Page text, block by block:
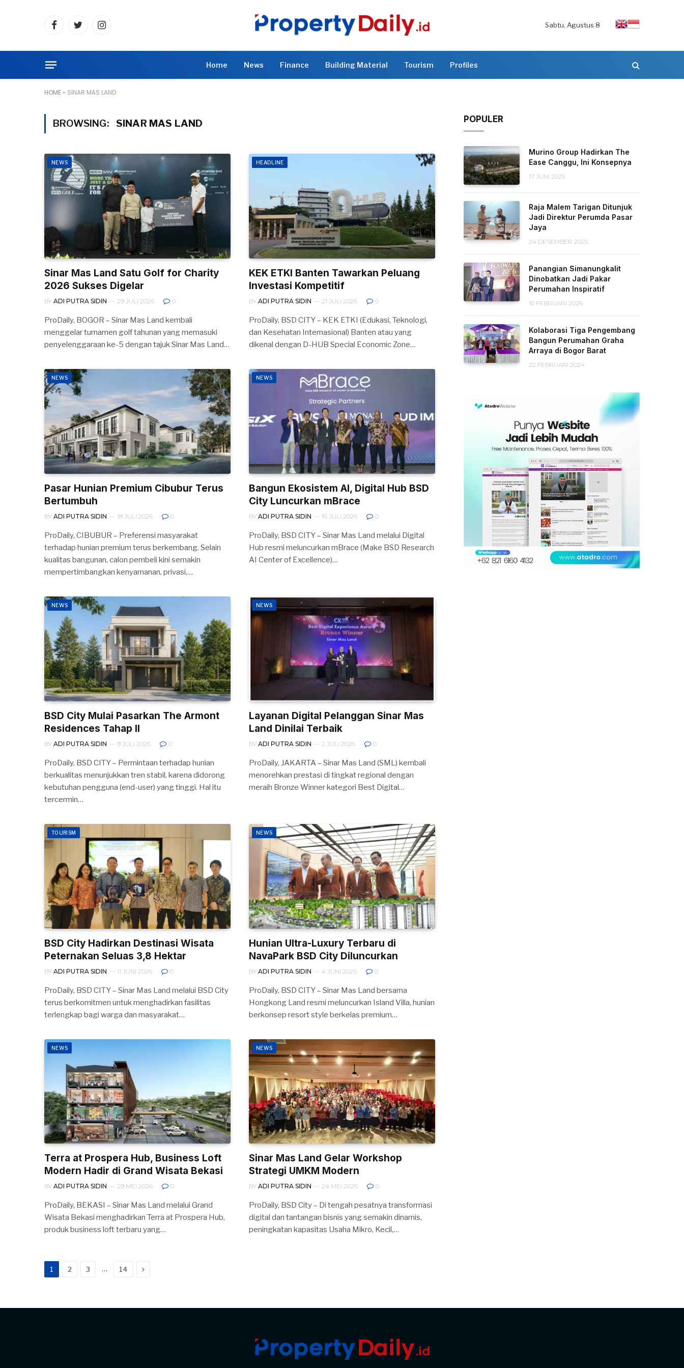
FacebookTwitterInstagram
Sabtu, Agustus 8
Home News Finance Building Material Tourism Profiles
HOME » SINAR MAS LAND
BROWSING: SINAR MAS LAND
NEWS
Sinar Mas Land Satu Golf for Charity
2026 Sukses Digelar
BY ADI PUTRA SIDIN 29 JULI 2026 0
ProDaily, BOGOR – Sinar Mas Land kembali
menggelar turnamen golf tahunan yang memasuki
penyelenggaraan ke-5 dengan tajuk Sinar Mas Land…
HEADLINE
KEK ETKI Banten Tawarkan Peluang
Investasi Kompetitif
BY ADI PUTRA SIDIN 21 JULI 2026 0
ProDaily, BSD CITY – KEK ETKI (Edukasi, Teknologi,
dan Kesehatan Internasional) Banten atau yang
dikenal dengan D-HUB Special Economic Zone…
NEWS
Pasar Hunian Premium Cibubur Terus
Bertumbuh
BY ADI PUTRA SIDIN 18 JULI 2026 0
ProDaily, CIBUBUR – Preferensi masyarakat
terhadap hunian premium terus berkembang. Selain
kualitas bangunan, calon pembeli kini semakin
mempertimbangkan kenyamanan, privasi,…
NEWS
Bangun Ekosistem AI, Digital Hub BSD
City Luncurkan mBrace
BY ADI PUTRA SIDIN 16 JULI 2026 0
ProDaily, BSD CITY – Sinar Mas Land melalui Digital
Hub resmi meluncurkan mBrace (Make BSD Research
AI Center of Excellence)…
NEWS
BSD City Mulai Pasarkan The Armont
Residences Tahap II
BY ADI PUTRA SIDIN 9 JULI 2026 0
ProDaily, BSD CITY – Permintaan terhadap hunian
berkualitas menunjukkan tren stabil, karena didorong
kebutuhan pengguna (end-user) yang tinggi. Hal itu
tercermin…
NEWS
Layanan Digital Pelanggan Sinar Mas
Land Dinilai Terbaik
BY ADI PUTRA SIDIN 2 JULI 2026 0
ProDaily, JAKARTA – Sinar Mas Land (SML) kembali
menorehkan prestasi di tingkat regional dengan
meraih Bronze Winner kategori Best Digital…
TOURISM
BSD City Hadirkan Destinasi Wisata
Peternakan Seluas 3,8 Hektar
BY ADI PUTRA SIDIN 11 JUNI 2026 0
ProDaily, BSD CITY – Sinar Mas Land melalui BSD City
terus berkomitmen untuk menghadirkan fasilitas
terlengkap bagi warga dan masyarakat…
NEWS
Hunian Ultra-Luxury Terbaru di
NavaPark BSD City Diluncurkan
BY ADI PUTRA SIDIN 4 JUNI 2026 0
ProDaily, BSD CITY – Sinar Mas Land bersama
Hongkong Land resmi meluncurkan Island Villa, hunian
berkonsep resort style berkelas premium…
NEWS
Terra at Prospera Hub, Business Loft
Modern Hadir di Grand Wisata Bekasi
BY ADI PUTRA SIDIN 29 MEI 2026 0
ProDaily, BEKASI – Sinar Mas Land melalui Grand
Wisata Bekasi menghadirkan Terra at Prospera Hub,
produk business loft terbaru yang…
NEWS
Sinar Mas Land Gelar Workshop
Strategi UMKM Modern
BY ADI PUTRA SIDIN 24 MEI 2026 0
ProDaily, BSD City – Di tengah pesatnya transformasi
digital dan tantangan bisnis yang semakin dinamis,
peningkatan kapasitas Usaha Mikro, Kecil,…
1 2 3 … 14 Next
POPULER
Murino Group Hadirkan The
Ease Canggu, Ini Konsepnya
17 JUNI 2025
Raja Malem Tarigan Ditunjuk
Jadi Direktur Perumda Pasar
Jaya
24 DESEMBER 2025
Panangian Simanungkalit
Dinobatkan Jadi Pakar
Perumahan Inspiratif
10 FEBRUARI 2026
Kolaborasi Tiga Pengembang
Bangun Perumahan Graha
Arraya di Bogor Barat
22 FEBRUARI 2024